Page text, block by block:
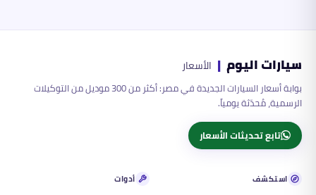
سيارات اليوم | الأسعار
بوابة أسعار السيارات الجديدة في مصر: أكثر من 300 موديل من التوكيلات
الرسمية، مُحدّثة يومياً.
تابع تحديثات الأسعار
استكشف أدوات